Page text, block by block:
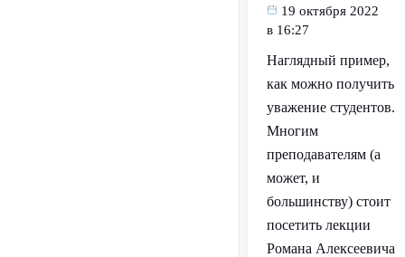
19 октября 2022
в 16:27
Наглядный пример,
как можно получить
уважение студентов.
Многим
преподавателям (а
может, и
большинству) стоит
посетить лекции
Романа Алексеевича